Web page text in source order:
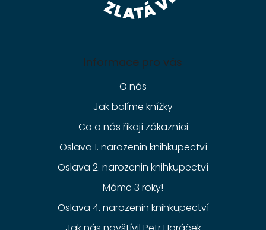
Informace pro vás
O nás
Jak balíme knížky
Co o nás říkají zákazníci
Oslava 1. narozenin knihkupectví
Oslava 2. narozenin knihkupectví
Máme 3 roky!
Oslava 4. narozenin knihkupectví